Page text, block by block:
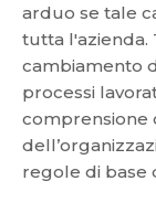
arduo se tale
tutta l'azienda.
cambiamento
processi
comprensione
regole di base